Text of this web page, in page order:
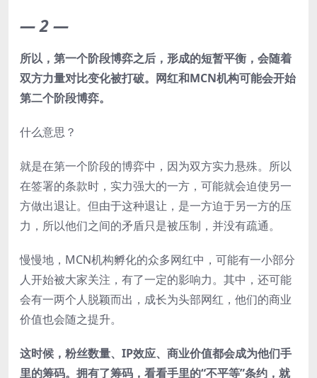
—2—
所以，第一个阶段博弈之后，形成的短暂平衡，会随着
双方力量对比变化被打破。网红和MCN机构可能会开始
第二个阶段博弈。
什么意思？
就是在第一个阶段的博弈中，因为双方实力悬殊。所以
在签署的条款时，实力强大的一方，可能就会迫使另一
方做出退让。但由于这种退让，是一方迫于另一方的压
力，所以他们之间的矛盾只是被压制，并没有疏通。
慢慢地，MCN机构孵化的众多网红中，可能有一小部分
人开始被大家关注，有了一定的影响力。其中，还可能
会有一两个人脱颖而出，成长为头部网红，他们的商业
价值也会随之提升。
这时候，粉丝数量、IP效应、商业价值都会成为他们手
里的筹码。拥有了筹码，看看手里的“不平等”条约，就